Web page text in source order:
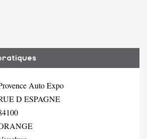
Auto Expo
D ESPAGNE